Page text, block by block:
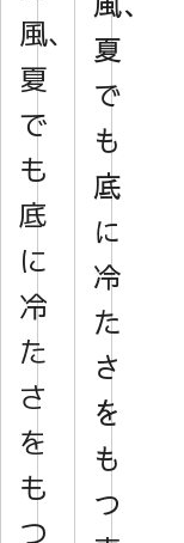
風、
夏
で
も
底
に
冷
た
さ
を
も
つ
夏
で
も
底
に
冷
た
さ
を
も
つ